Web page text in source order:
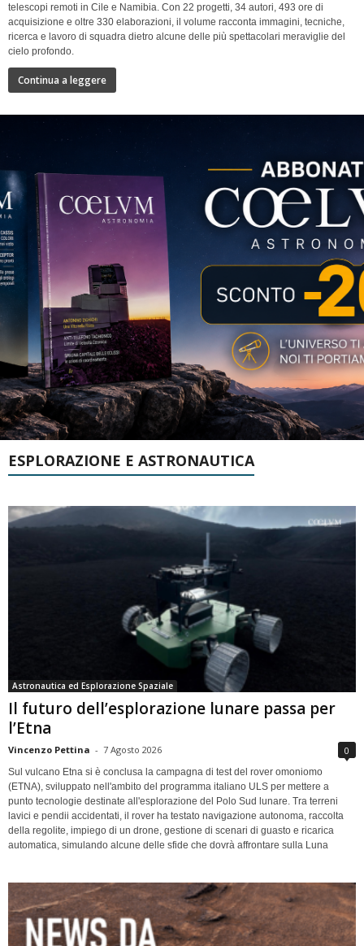
telescopi remoti in Cile e Namibia. Con 22 progetti, 34 autori, 493 ore di
acquisizione e oltre 330 elaborazioni, il volume racconta immagini, tecniche,
ricerca e lavoro di squadra dietro alcune delle più spettacolari meraviglie del
cielo profondo.
Continua a leggere
ESPLORAZIONE E ASTRONAUTICA
Astronautica ed Esplorazione Spaziale
Il futuro dell’esplorazione lunare passa per
l’Etna
Vincenzo Pettina - 7 Agosto 2026 0
Sul vulcano Etna si è conclusa la campagna di test del rover omoniomo
(ETNA), sviluppato nell'ambito del programma italiano ULS per mettere a
punto tecnologie destinate all'esplorazione del Polo Sud lunare. Tra terreni
lavici e pendii accidentati, il rover ha testato navigazione autonoma, raccolta
della regolite, impiego di un drone, gestione di scenari di guasto e ricarica
automatica, simulando alcune delle sfide che dovrà affrontare sulla Luna